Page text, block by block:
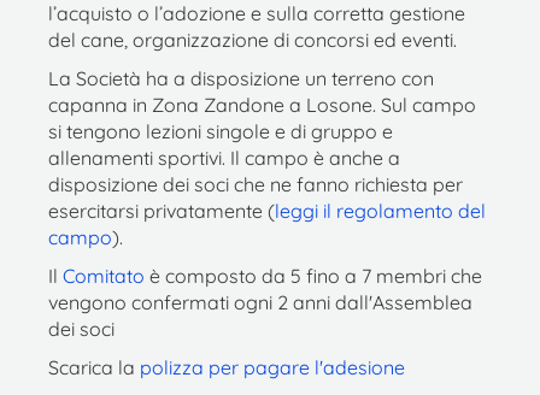
l’acquisto o l’adozione e sulla corretta gestione
del cane, organizzazione di concorsi ed eventi.
La Società ha a disposizione un terreno con
capanna in Zona Zandone a Losone. Sul campo
si tengono lezioni singole e di gruppo e
allenamenti sportivi. Il campo è anche a
disposizione dei soci che ne fanno richiesta per
esercitarsi privatamente (leggi il regolamento del
campo).
Il Comitato è composto da 5 fino a 7 membri che
vengono confermati ogni 2 anni dall'Assemblea
dei soci
Scarica la polizza per pagare l'adesione